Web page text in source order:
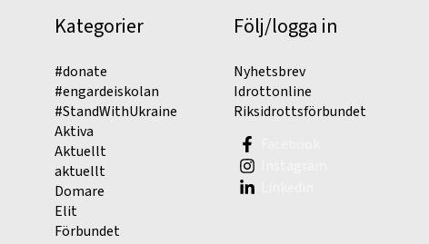
Kategorier
#donate
#engardeiskolan
#StandWithUkraine
Aktiva
Aktuellt
aktuellt
Domare
Elit
Förbundet
Följ/logga in
Nyhetsbrev
Idrottonline
Riksidrottsförbundet